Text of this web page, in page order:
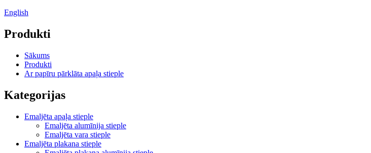
English
Produkti
Sākums
Produkti
Ar papīru pārklāta apaļa stieple
Kategorijas
Emaljēta apaļa stieple
Emaljēta alumīnija stieple
Emaljēta vara stieple
Emaljēta plakana stieple